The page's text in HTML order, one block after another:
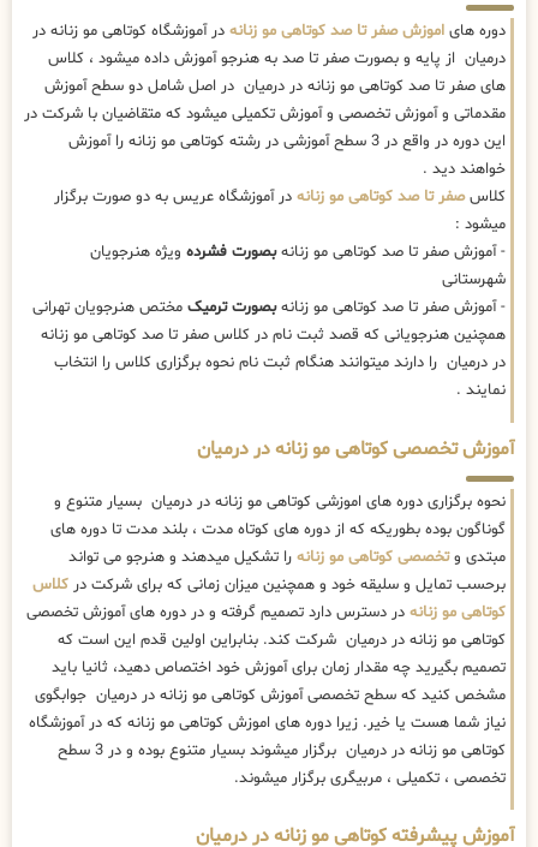
دوره های اموزش صفر تا صد کوتاهی مو زنانه در آموزشگاه کوتاهی مو زنانه در
درمیان از پایه و بصورت صفر تا صد به هنرجو آموزش داده میشود ، کلاس
های صفر تا صد کوتاهی مو زنانه در درمیان در اصل شامل دو سطح آموزش
مقدماتی و آموزش تخصصی و آموزش تکمیلی میشود که متقاضیان با شرکت در
این دوره در واقع در 3 سطح آموزشی در رشته کوتاهی مو زنانه را آموزش
خواهند دید .
کلاسصفر تا صد کوتاهی مو زنانه در آموزشگاه عریس به دو صورت برگزار
میشود :
- آموزش صفر تا صد کوتاهی مو زنانهبصورت فشرده ویژه هنرجویان
شهرستانی
- آموزش صفر تا صد کوتاهی مو زنانهبصورت ترمیک مختص هنرجویان تهرانی
همچنین هنرجویانی که قصد ثبت نام در کلاس صفر تا صد کوتاهی مو زنانه
در درمیان را دارند میتوانند هنگام ثبت نام نحوه برگزاری کلاس را انتخاب
نمایند .
آموزش تخصصی کوتاهی مو زنانه در درمیان
نحوه برگزاری دوره های اموزشی کوتاهی مو زنانه در درمیان بسیار متنوع و
گوناگون بوده بطوریکه که از دوره های کوتاه مدت ، بلند مدت تا دوره های
مبتدی وتخصصی کوتاهی مو زنانه را تشکیل میدهند و هنرجو می تواند
برحسب تمایل و سلیقه خود و همچنین میزان زمانی که برای شرکت در کلاس
کوتاهی مو زنانه در دسترس دارد تصمیم گرفته و در دوره های آموزش تخصصی
کوتاهی مو زنانه در درمیان شرکت کند. بنابراین اولین قدم این است که
تصمیم بگیرید چه مقدار زمان برای آموزش خود اختصاص دهید، ثانیا باید
مشخص کنید که سطح تخصصی آموزش کوتاهی مو زنانه در درمیان جوابگوی
نیاز شما هست یا خیر. زیرا دوره های اموزش کوتاهی مو زنانه که در آموزشگاه
کوتاهی مو زنانه در درمیان برگزار میشوند بسیار متنوع بوده و در 3 سطح
تخصصی ، تکمیلی ، مربیگری برگزار میشوند.
آموزش پیشرفته کوتاهی مو زنانه در درمیان